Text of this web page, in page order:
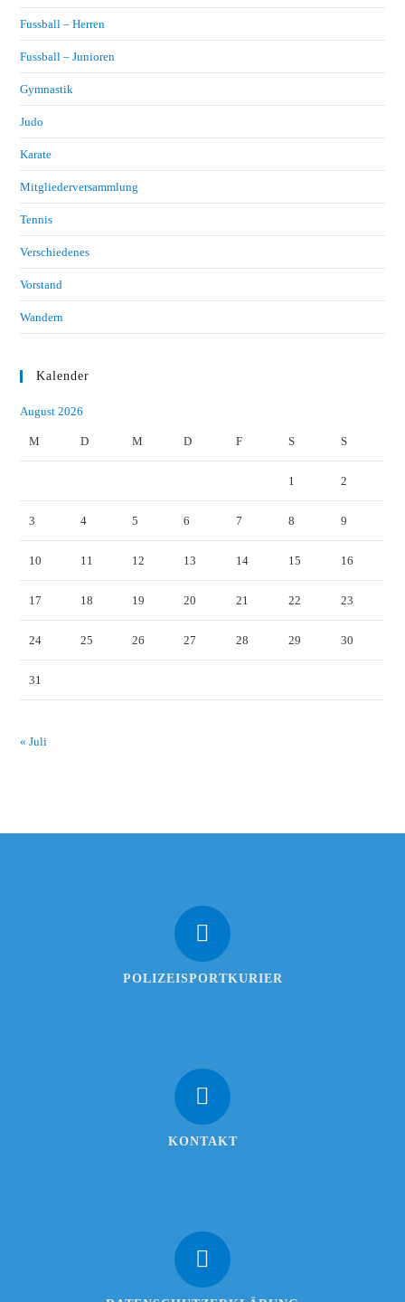
Fussball – Herren
Fussball – Junioren
Gymnastik
Judo
Karate
Mitgliederversammlung
Tennis
Verschiedenes
Vorstand
Wandern
Kalender
August 2026
M D M D F S S
1 2
3 4 5 6 7 8 9
10 11 12 13 14 15 16
17 18 19 20 21 22 23
24 25 26 27 28 29 30
31
« Juli
POLIZEISPORTKURIER
KONTAKT